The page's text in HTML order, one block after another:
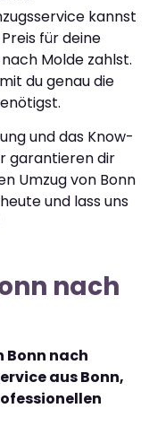
kannst
für deine
Molde zahlst.
du genau die
und das Know-
garantieren dir
Umzug von Bonn
und lass uns
nach
Bonn nach
aus Bonn,